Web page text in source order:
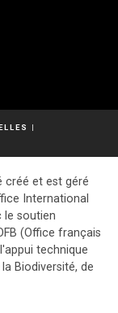
|
créé et est géré
International
le soutien
(Office français
technique
Biodiversité, de